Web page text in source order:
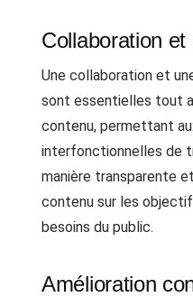
Collaboration
Une collaboration et
sont essentielles tout
contenu, permettant
interfonctionnelles de
manière transparente
contenu sur les
besoins du public.
Amélioration